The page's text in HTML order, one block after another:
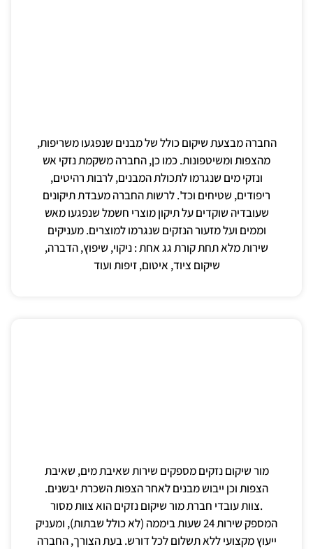
החברה מבצעת שיקום כולל של מבנים שנפגעו משריפות,
מהצפות ומשיטפונות. כמו כן, החברה משקמת נזקי אש
ונזקי מים שנגרמו לתכולת המבנים, לרבות רהיטים,
ריפודים, שטיחים וכד'. לרשות החברה מעבדת תיקונים
שעובדיה שוקדים על תיקון מוצרי חשמל שנפגעו מאש
וממים ועל מזעור הנזקים שנגרמו למוצרים. מעניקים
שירות מלא תחת קורת גג אחת : ניקוי, שיפוץ, הדברה,
שיקום ציוד, איטום, זיפות ועוד
מור שיקום נזקים מספקים שירות שאיבת מים, שאיבת
הצפות וכן ייבוש מבנים לאחר הצפות השכרת יבשנים.
.צוות עובדי חברת מור שיקום נזקים הוא צוות מסור
המספק שירות 24 שעות ביממה (לא כולל שבתות), ומעניק
ייעוץ מקצועי ללא תשלום לכל דורש. בעת הצורך, החברה